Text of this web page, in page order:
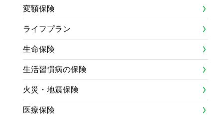
変額保険
ライフプラン
生命保険
生活習慣病の保険
火災・地震保険
医療保険